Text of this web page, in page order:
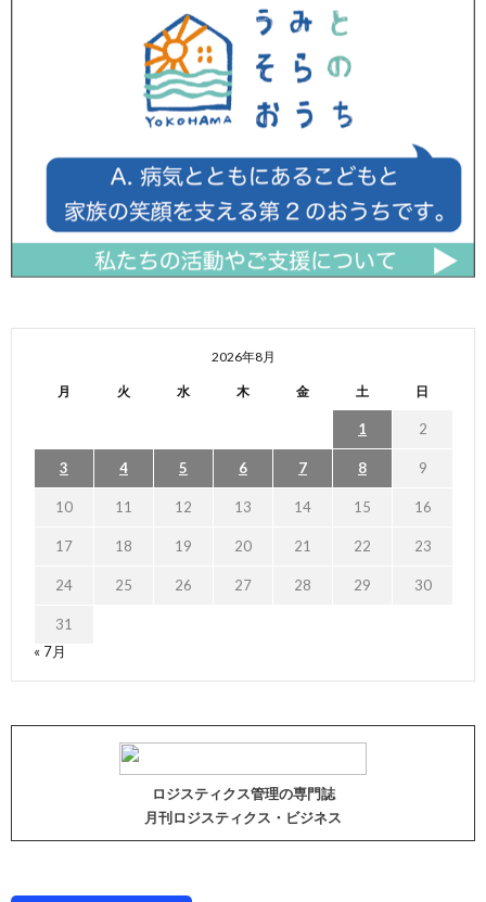
2026年8月
月 火 水 木 金 土 日
1 2
3 4 5 6 7 8 9
10 11 12 13 14 15 16
17 18 19 20 21 22 23
24 25 26 27 28 29 30
31
« 7月
ロジスティクス管理の専門誌
月刊ロジスティクス・ビジネス